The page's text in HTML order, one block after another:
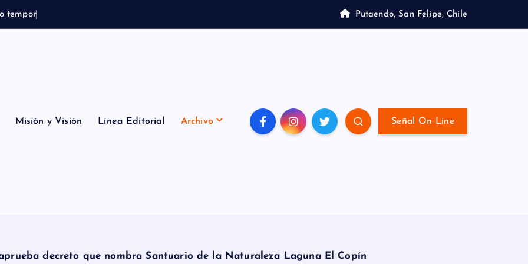
o tempor Putaendo, San Felipe, Chile
Misión y Visión Línea Editorial Archivo Señal On Line
decreto que nombra Santuario de la Naturaleza Laguna El Copín